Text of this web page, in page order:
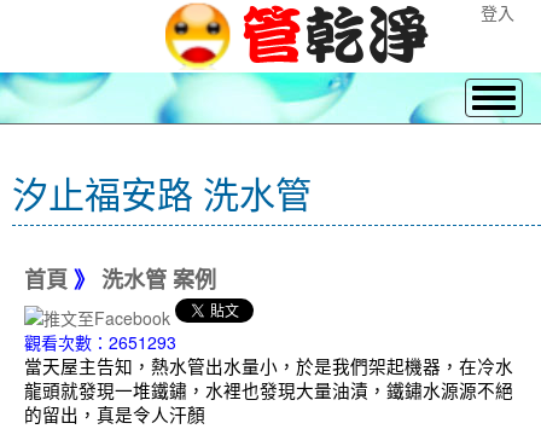
登入
汐止福安路 洗水管
首頁 》 洗水管 案例
觀看次數：2651293
當天屋主告知，熱水管出水量小，於是我們架起機器，在冷水
龍頭就發現一堆鐵鏽，水裡也發現大量油漬，鐵鏽水源源不絕
的留出，真是令人汗顏